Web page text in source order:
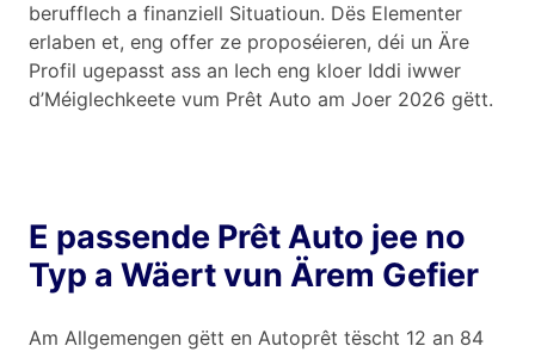
berufflech a finanziell Situatioun. Dës Elementer
erlaben et, eng offer ze proposéieren, déi un Äre
Profil ugepasst ass an Iech eng kloer Iddi iwwer
d’Méiglechkeete vum Prêt Auto am Joer 2026 gëtt.
E passende Prêt Auto jee no
Typ a Wäert vun Ärem Gefier
Am Allgemengen gëtt en Autoprêt tëscht 12 an 84